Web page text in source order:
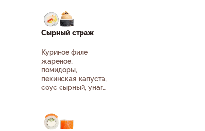
Сырный страж
Куриное филе
жареное,
помидоры,
пекинская капуста,
соус сырный, унаги